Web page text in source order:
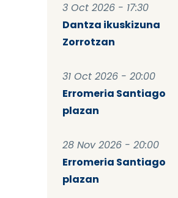
3 Oct 2026 - 17:30
Dantza ikuskizuna
Zorrotzan
31 Oct 2026 - 20:00
Erromeria Santiago
plazan
28 Nov 2026 - 20:00
Erromeria Santiago
plazan